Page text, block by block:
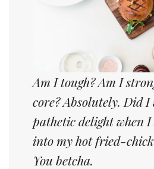
Am I tough? Am I
core? Absolutely. Did
pathetic delight when
into my hot fried-
You betcha.